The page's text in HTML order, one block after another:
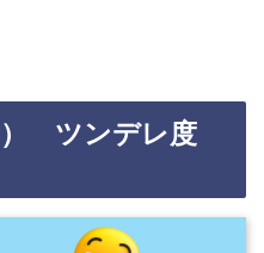
） ツンデレ度